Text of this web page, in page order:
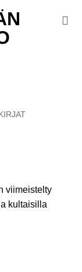
KIRJAT
viimeistelty
kultaisilla